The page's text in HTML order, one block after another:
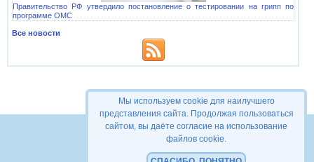
Правительство РФ утвердило постановление о тестировании на грипп по
программе ОМС
Все новости
© 2006-2026
Домашний доктор
Обратная связь
Мы используем cookie для наилучшего
представления сайта. Продолжая пользоваться
сайтом, вы даёте согласие на использование
файлов cookie.